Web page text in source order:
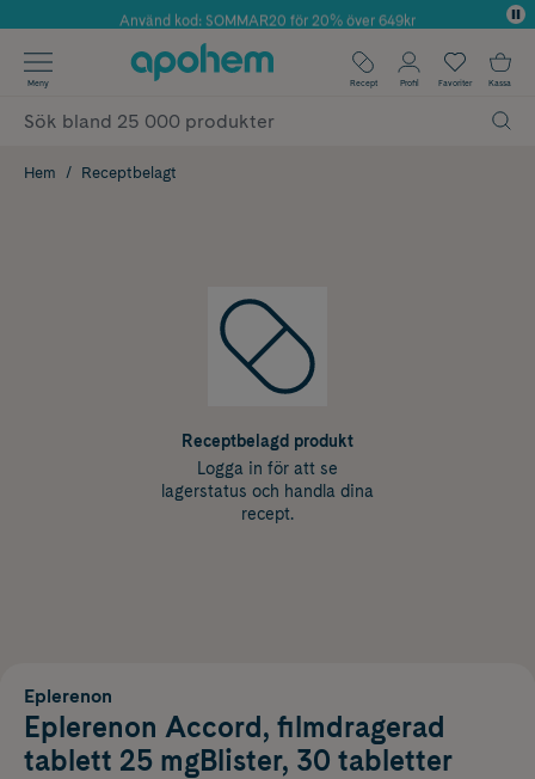
Årets Butik 2025 inom Skönhet
Använd kod: SOMMAR20 för 20% över 649kr
✓ Fri frakt
✓ Poäng på alla köp*
Meny Recept Profil Favoriter Kassa
Hem Receptbelagt
Receptbelagd produkt
Logga in för att se
lagerstatus och handla dina
recept.
Eplerenon
Eplerenon Accord, filmdragerad
tablett 25 mgBlister, 30 tabletter